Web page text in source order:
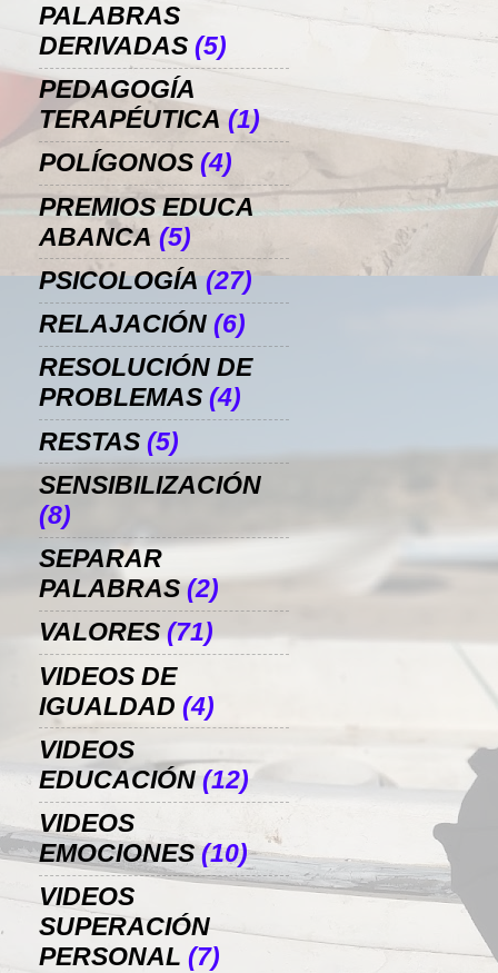
PALABRAS
DERIVADAS (5)
PEDAGOGÍA
TERAPÉUTICA (1)
POLÍGONOS (4)
PREMIOS EDUCA
ABANCA (5)
PSICOLOGÍA (27)
RELAJACIÓN (6)
RESOLUCIÓN DE
PROBLEMAS (4)
RESTAS (5)
SENSIBILIZACIÓN
(8)
SEPARAR
PALABRAS (2)
VALORES (71)
VIDEOS DE
IGUALDAD (4)
VIDEOS
EDUCACIÓN (12)
VIDEOS
EMOCIONES (10)
VIDEOS
SUPERACIÓN
PERSONAL (7)